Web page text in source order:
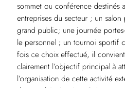
sommet ou conférence destinés
entreprises du secteur ; un salon
grand public; une journée
le personnel ; un tournoi sportif
fois ce choix effectué, il
clairement l’objectif principal à
l’organisation de cette activité